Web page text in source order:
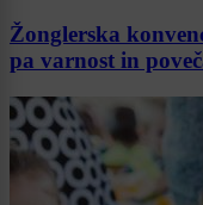
Žonglerska
pa varnost in